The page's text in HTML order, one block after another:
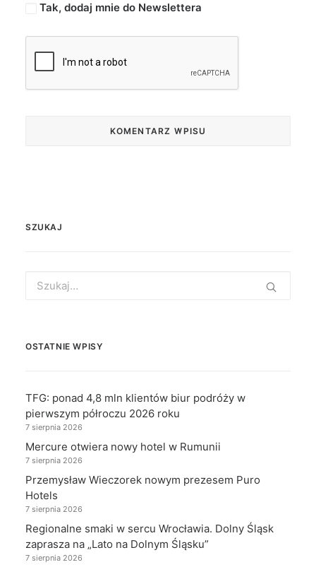
Tak, dodaj mnie do Newslettera
SZUKAJ
for:
OSTATNIE WPISY
TFG: ponad 4,8 mln klientów biur podróży w
pierwszym półroczu 2026 roku
7 sierpnia 2026
Mercure otwiera nowy hotel w Rumunii
7 sierpnia 2026
Przemysław Wieczorek nowym prezesem Puro
Hotels
7 sierpnia 2026
Regionalne smaki w sercu Wrocławia. Dolny Śląsk
zaprasza na „Lato na Dolnym Śląsku”
7 sierpnia 2026